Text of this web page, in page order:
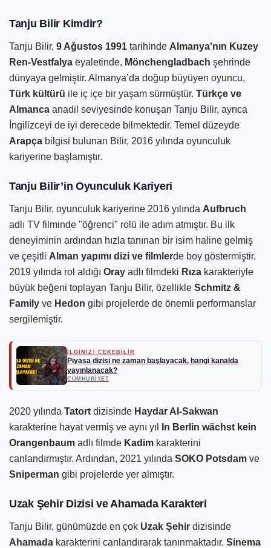
Tanju Bilir Kimdir?
Tanju Bilir, 9 Ağustos 1991 tarihinde Almanya'nın Kuzey
Ren-Vestfalya eyaletinde, Mönchengladbach şehrinde
dünyaya gelmiştir. Almanya’da doğup büyüyen oyuncu,
Türk kültürü ile iç içe bir yaşam sürmüştür. Türkçe ve
Almanca anadil seviyesinde konuşan Tanju Bilir, ayrıca
İngilizceyi de iyi derecede bilmektedir. Temel düzeyde
Arapça bilgisi bulunan Bilir, 2016 yılında oyunculuk
kariyerine başlamıştır.
Tanju Bilir’in Oyunculuk Kariyeri
Tanju Bilir, oyunculuk kariyerine 2016 yılında Aufbruch
adlı TV filminde "öğrenci" rolü ile adım atmıştır. Bu ilk
deneyiminin ardından hızla tanınan bir isim haline gelmiş
ve çeşitli Alman yapımı dizi ve filmlerde boy göstermiştir.
2019 yılında rol aldığı Oray adlı filmdeki Rıza karakteriyle
büyük beğeni toplayan Tanju Bilir, özellikle Schmitz &
Family ve Hedon gibi projelerde de önemli performanslar
sergilemiştir.
İLGİNİZİ ÇEKEBİLİR
Piyasa dizisi ne zaman başlayacak, hangi kanalda
yayınlanacak?
CUMHURIYET
2020 yılında Tatort dizisinde Haydar Al-Sakwan
karakterine hayat vermiş ve aynı yıl
In Berlin wächst kein
Orangenbaum adlı filmde Kadim karakterini
canlandırmıştır. Ardından, 2021 yılında SOKO Potsdam ve
Sniperman gibi projelerde yer almıştır.
Uzak Şehir Dizisi ve Ahamada Karakteri
Tanju Bilir, günümüzde en çok Uzak Şehir dizisinde
Ahamada karakterini canlandırarak tanınmaktadır. Sinema